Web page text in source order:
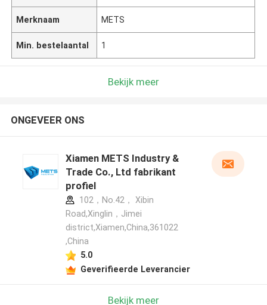
Merknaam METS
Min. bestelaantal 1
Bekijk meer
ONGEVEER ONS
Xiamen METS Industry &
Trade Co., Ltd fabrikant
profiel
102，No.42， Xibin
Road,Xinglin，Jimei
district,Xiamen,China,361022
,China
5.0
Geverifieerde Leverancier
Bekijk meer